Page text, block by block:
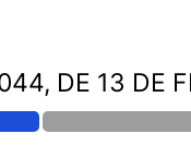
DE 13 DE